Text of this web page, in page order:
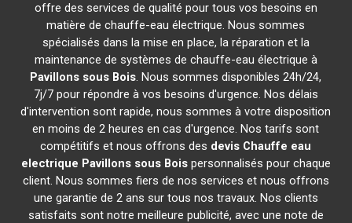
offre des services de qualité pour tous vos besoins en
matière de chauffe-eau électrique. Nous sommes
spécialisés dans la mise en place, la réparation et la
maintenance de systèmes de chauffe-eau électrique à
Pavillons sous Bois. Nous sommes disponibles 24h/24,
7j/7 pour répondre à vos besoins d'urgence. Nos délais
d'intervention sont rapide, nous sommes à votre disposition
en moins de 2 heures en cas d'urgence. Nos tarifs sont
compétitifs et nous offrons des devis Chauffe eau
electrique Pavillons sous Boispersonnalisés pour chaque
client. Nous sommes fiers de nos services et nous offrons
une garantie de 2 ans sur tous nos travaux. Nos clients
satisfaits sont notre meilleure publicité, avec une note de